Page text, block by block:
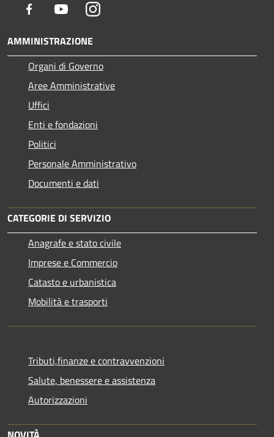
Facebook YoutubeInstagram
AMMINISTRAZIONE
Organi di Governo
Aree Amministrative
Uffici
Enti e fondazioni
Politici
Personale Amministrativo
Documenti e dati
CATEGORIE DI SERVIZIO
Anagrafe e stato civile
Imprese e Commercio
Catasto e urbanistica
Mobilità e trasporti
Tributi,finanze e contravvenzioni
Salute, benessere e assistenza
Autorizzazioni